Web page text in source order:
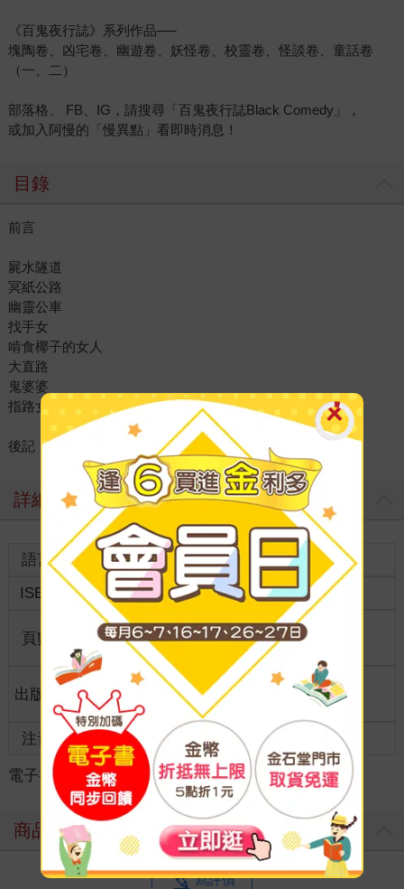
《百鬼夜行誌》系列作品──
塊陶卷、凶宅卷、幽遊卷、妖怪卷、校靈卷、怪談卷、童話卷
（一、二）
部落格、 FB、IG，請搜尋「百鬼夜行誌Black Comedy」，
或加入阿慢的「慢異點」看即時消息！
目錄
前言
屍水隧道
冥紙公路
幽靈公車
找手女
啃食椰子的女人
大直路
鬼婆婆
指路女孩
後記
詳細資料
語言 中文繁體
裝訂
ISBN
9786264196345 分級 普通級
頁數
商品規
25開15*21cm
出版地 台灣
適讀年
齡
全齡適讀
注音 級別
電子書 文學 圖文繪本 ＞ 華文圖文
商品評價
寫評價